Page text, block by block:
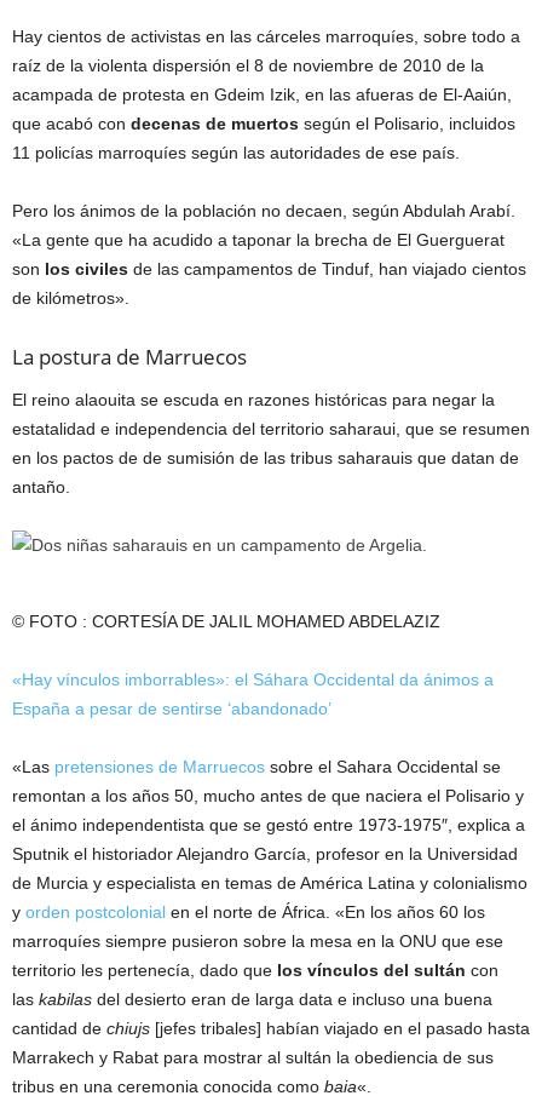
Hay cientos de activistas en las cárceles marroquíes, sobre todo a
raíz de la violenta dispersión el 8 de noviembre de 2010 de la
acampada de protesta en Gdeim Izik, en las afueras de El-Aaiún,
que acabó con decenas de muertos según el Polisario, incluidos
11 policías marroquíes según las autoridades de ese país.
Pero los ánimos de la población no decaen, según Abdulah Arabí.
«La gente que ha acudido a taponar la brecha de El Guerguerat
son los civiles de las campamentos de Tinduf, han viajado cientos
de kilómetros».
La postura de Marruecos
El reino alaouita se escuda en razones históricas para negar la
estatalidad e independencia del territorio saharaui, que se resumen
en los pactos de de sumisión de las tribus saharauis que datan de
antaño.
© FOTO : CORTESÍA DE JALIL MOHAMED ABDELAZIZ
«Hay vínculos imborrables»: el Sáhara Occidental da ánimos a
España a pesar de sentirse ‘abandonado’
«Las pretensiones de Marruecos sobre el Sahara Occidental se
remontan a los años 50, mucho antes de que naciera el Polisario y
el ánimo independentista que se gestó entre 1973-1975″, explica a
Sputnik el historiador Alejandro García, profesor en la Universidad
de Murcia y especialista en temas de América Latina y colonialismo
y orden postcolonial en el norte de África. «En los años 60 los
marroquíes siempre pusieron sobre la mesa en la ONU que ese
territorio les pertenecía, dado que los vínculos del sultán con
las kabilas del desierto eran de larga data e incluso una buena
cantidad de chiujs [jefes tribales] habían viajado en el pasado hasta
Marrakech y Rabat para mostrar al sultán la obediencia de sus
tribus en una ceremonia conocida como baia«.